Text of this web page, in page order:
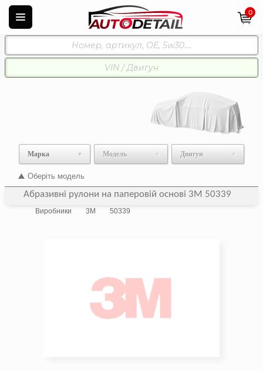
0
Марка Модель Двигун
Оберіть модель
Абразивні рулони на паперовій основі 3M 50339
Виробники 3M 50339